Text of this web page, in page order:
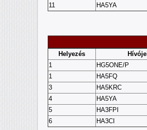
11
HA5YA
Helyezés Hívójel
1
HG5ONE/P
1
HA5FQ
3
HA5KRC
4
HA5YA
5
HA3FPI
6
HA3CI